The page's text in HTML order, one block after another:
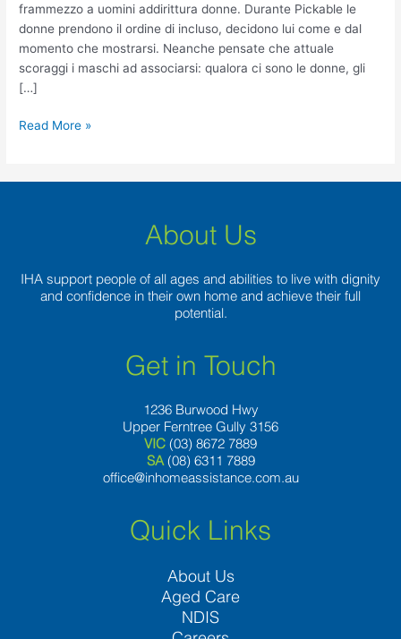
frammezzo a uomini addirittura donne. Durante Pickable le
donne prendono il ordine di incluso, decidono lui come e dal
momento che mostrarsi. Neanche pensate che attuale
scoraggi i maschi ad associarsi: qualora ci sono le donne, gli
[…]
vedo
qualcuno
sbilanciamento
Read More »
About Us
IHA support people of all ages and abilities to live with dignity
and confidence in their own home and achieve their full
potential.
Get in Touch
1236 Burwood Hwy
Upper Ferntree Gully 3156
VIC (03) 8672 7889
SA (08) 6311 7889
office@inhomeassistance.com.au
Quick Links
About Us
Aged Care
NDIS